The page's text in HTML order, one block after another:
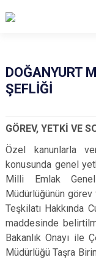
Abana
Araç
Azdavay
Bozkurt
Çatalzeytin
Cide
Daday
Devrekani
DOĞANYURT
ŞEFLİĞİ
GÖREV, YETKİ VE
Özel kanunlarla
konusunda genel
Milli Emlak
Müdürlüğünün görev
Teşkilatı Hakkında
maddesinde
Bakanlık Onayı ile
Müdürlüğü Taşra